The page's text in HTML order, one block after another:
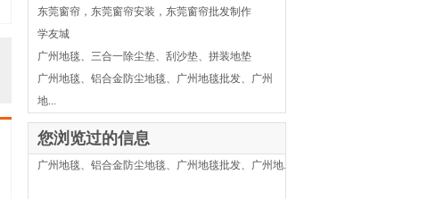
东莞窗帘，东莞窗帘安装，东莞窗帘批发制作
学友城
广州地毯、三合一除尘垫、刮沙垫、拼装地垫
广州地毯、铝合金防尘地毯、广州地毯批发、广州
地...
您浏览过的信息